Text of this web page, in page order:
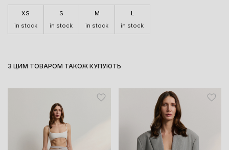
XS
in stock
S
in stock
M
in stock
L
in stock
З ЦИМ ТОВАРОМ ТАКОЖ КУПУЮТЬ